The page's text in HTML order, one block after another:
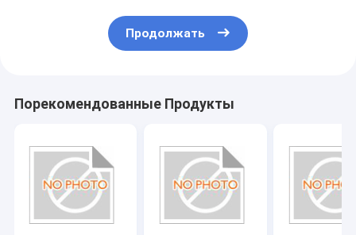
Продолжать
Порекомендованные Продукты